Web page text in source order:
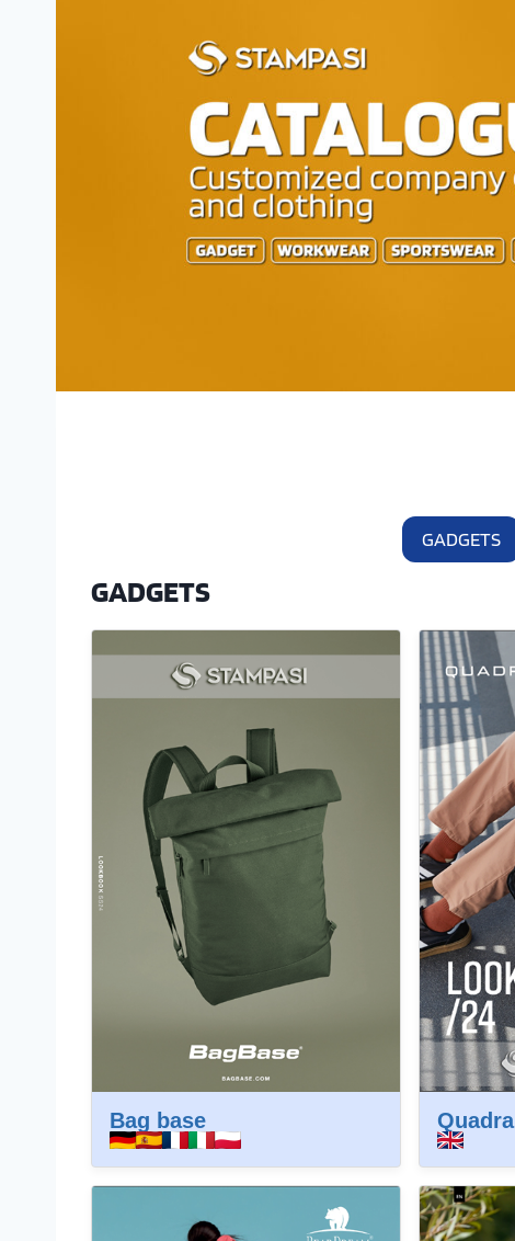
GADGETS
GADGETS
Bag base Quadra